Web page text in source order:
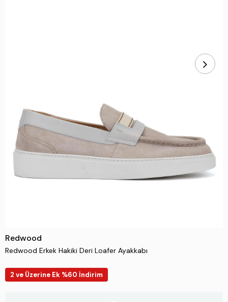
Redwood
Redwood Erkek Hakiki Deri Loafer Ayakkabı
2 ve Üzerine Ek %60 İndirim